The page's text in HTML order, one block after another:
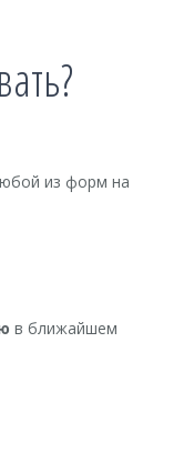
из форм на
в ближайшем